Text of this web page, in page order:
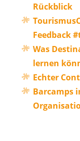
Rückblick
Feedback
Was
lernen
Echter
Barcamps